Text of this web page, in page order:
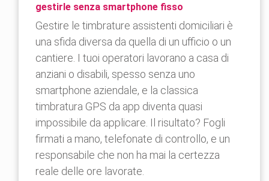
gestirle senza smartphone fisso
Gestire le timbrature assistenti domiciliari è
una sfida diversa da quella di un ufficio o un
cantiere. I tuoi operatori lavorano a casa di
anziani o disabili, spesso senza uno
smartphone aziendale, e la classica
timbratura GPS da app diventa quasi
impossibile da applicare. Il risultato? Fogli
firmati a mano, telefonate di controllo, e un
responsabile che non ha mai la certezza
reale delle ore lavorate.